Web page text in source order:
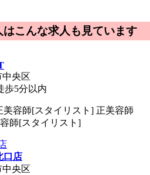
こんな求人も見ています
央区
歩5分以内
美容師[スタイリスト] 正美容師
師[スタイリスト]
口店
央区